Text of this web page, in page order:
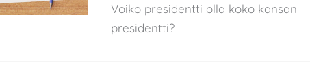
Voiko presidentti olla koko kansan
presidentti?